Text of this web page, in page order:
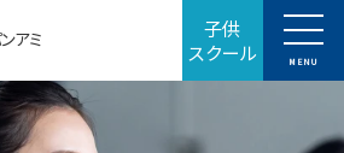
アミ 子供
スクール MENU